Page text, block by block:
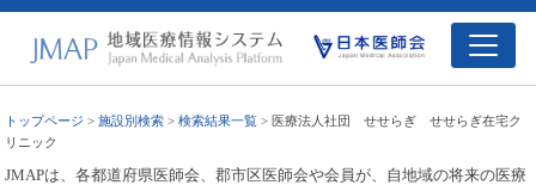
トップページ >施設別検索 >検索結果一覧 > 医療法人社団 せせらぎ せせらぎ在宅ク
リニック
JMAPは、各都道府県医師会、郡市区医師会や会員が、自地域の将来の医療